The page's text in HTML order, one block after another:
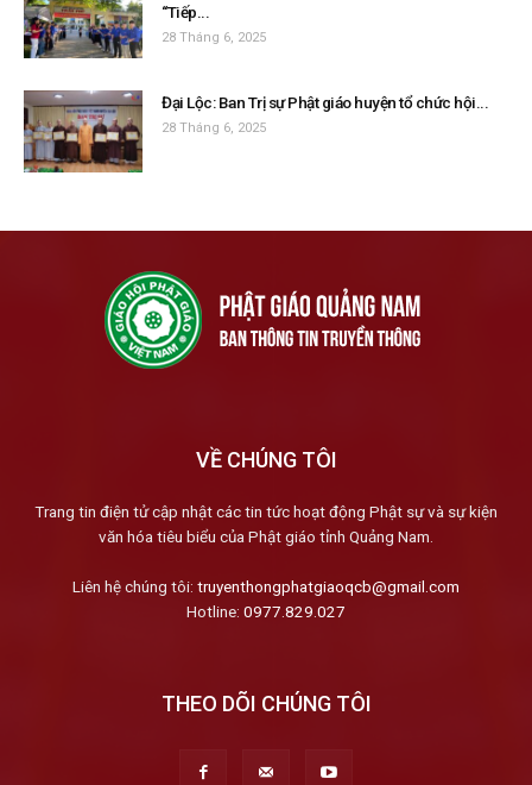
“Tiếp...
28 Tháng 6, 2025
Đại Lộc: Ban Trị sự Phật giáo huyện tổ chức hội...
28 Tháng 6, 2025
VỀ CHÚNG TÔI
Trang tin điện tử cập nhật các tin tức hoạt động Phật sự và sự kiện
văn hóa tiêu biểu của Phật giáo tỉnh Quảng Nam.
Liên hệ chúng tôi: truyenthongphatgiaoqcb@gmail.com
Hotline: 0977.829.027
THEO DÕI CHÚNG TÔI